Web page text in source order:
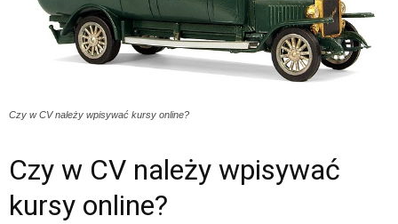
Czy w CV należy wpisywać kursy online?
Czy w CV należy wpisywać
kursy online?